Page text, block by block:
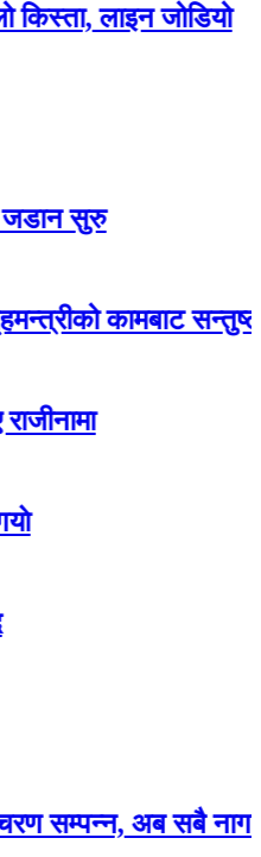
जोडियो
कामबाट सन्तुष्ट छैनौं-
अब सबै नागरिक